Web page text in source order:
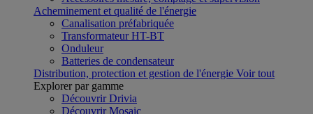
Acheminement et qualité de l'énergie
Canalisation préfabriquée
Transformateur HT-BT
Onduleur
Batteries de condensateur
Distribution, protection et gestion de l'énergie Voir tout
Explorer par gamme
Découvrir Drivia
Découvrir Mosaic